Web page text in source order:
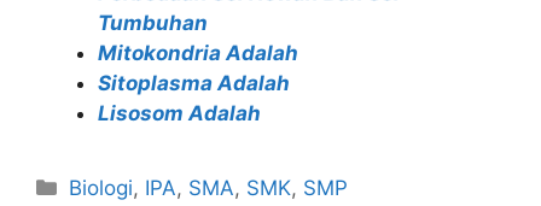
Tumbuhan
Mitokondria Adalah
Sitoplasma Adalah
Lisosom Adalah
Categories
Biologi, IPA, SMA, SMK, SMP